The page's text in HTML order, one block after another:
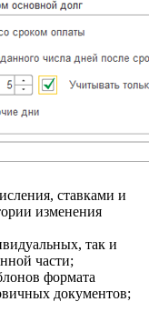
ставками и
изменения
так и
части;
формата
документов;